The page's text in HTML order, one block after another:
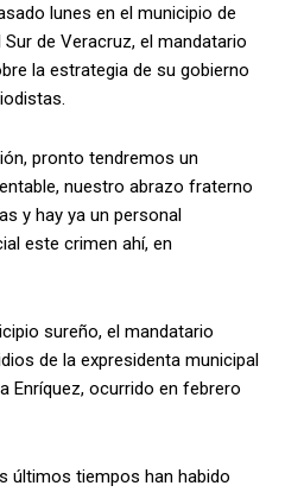
lunes en el municipio de
de Veracruz, el mandatario
la estrategia de su gobierno
pronto tendremos un
nuestro abrazo fraterno
y hay ya un personal
este crimen ahí, en
sureño, el mandatario
de la expresidenta municipal
Enríquez, ocurrido en febrero
últimos tiempos han habido